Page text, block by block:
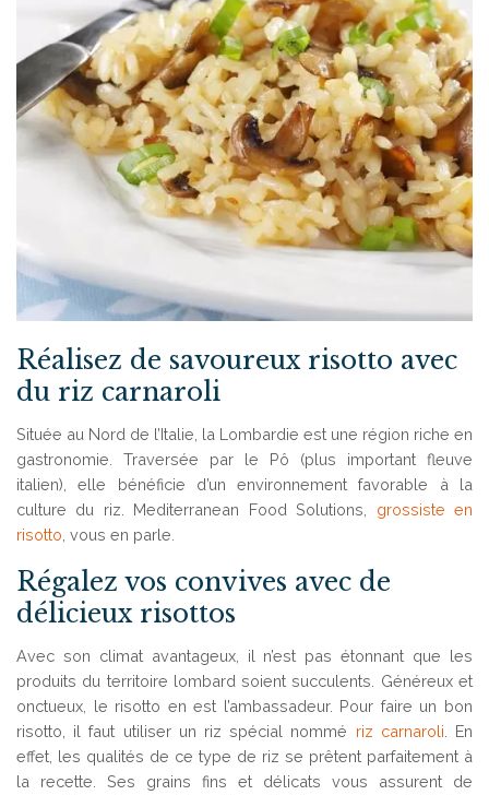
Réalisez de savoureux risotto avec
du riz carnaroli
Située au Nord de l’Italie, la Lombardie est une région riche en
gastronomie. Traversée par le Pô (plus important fleuve
italien), elle bénéficie d’un environnement favorable à la
culture du riz. Mediterranean Food Solutions, grossiste en
risotto , vous en parle.
Régalez vos convives avec de
délicieux risottos
Avec son climat avantageux, il n’est pas étonnant que les
produits du territoire lombard soient succulents. Généreux et
onctueux, le risotto en est l’ambassadeur. Pour faire un bon
risotto, il faut utiliser un riz spécial nommé riz carnaroli . En
effet, les qualités de ce type de riz se prêtent parfaitement à
la recette. Ses grains fins et délicats vous assurent de